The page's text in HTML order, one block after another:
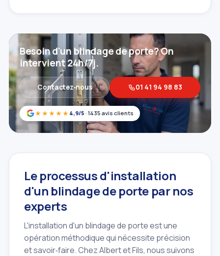
★★★★★ 4,9/5 · 1435 avis clients
Besoin d'un blindage de porte? On
intervient 24h/7j.
Contactez‑nous 01 41 94 98 83
Le processus d'installation
d'un blindage de porte par nos
experts
L'installation d'un blindage de porte est une
opération méthodique qui nécessite précision
et savoir‑faire. Chez Albert et Fils, nous suivons